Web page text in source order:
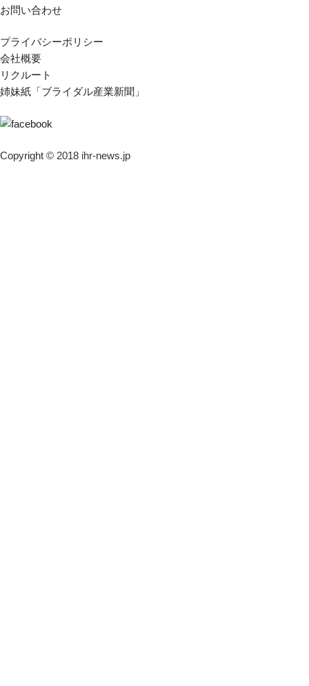
お問い合わせ
プライバシーポリシー
会社概要
リクルート
姉妹紙「ブライダル産業新聞」
Copyright © 2018 ihr-news.jp